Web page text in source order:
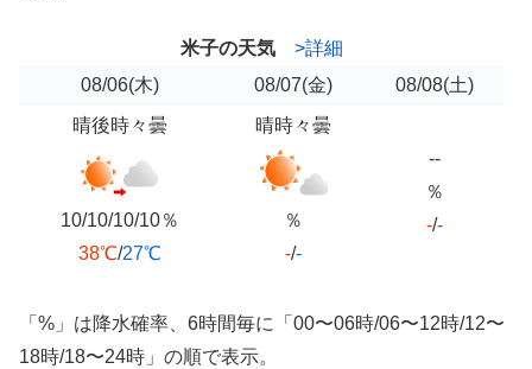
米子の天気
>詳細
08/06(木) 08/07(金) 08/08(土)
晴後時々曇
10/10/10/10％
38℃/27℃
晴時々曇
％
-/-
--
％
-/-
「%」は降水確率、6時間毎に「00〜06時/06〜12時/12〜
18時/18〜24時」の順で表示。